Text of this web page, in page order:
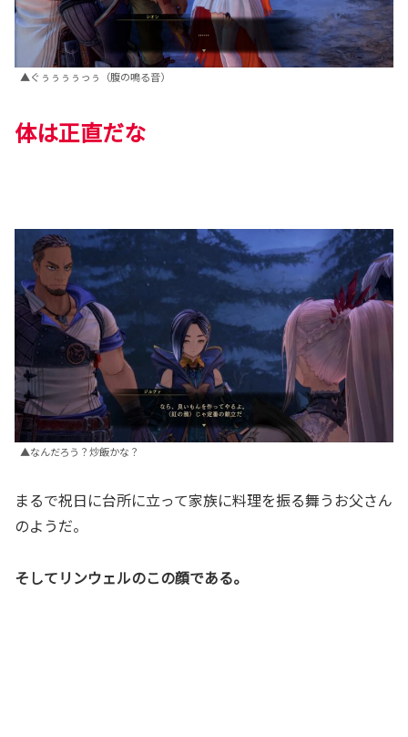
▲ぐぅぅぅぅっぅ（腹の鳴る音）
体は正直だな
▲なんだろう？炒飯かな？
まるで祝日に台所に立って家族に料理を振る舞うお父さん
のようだ。
そしてリンウェルのこの顔である。